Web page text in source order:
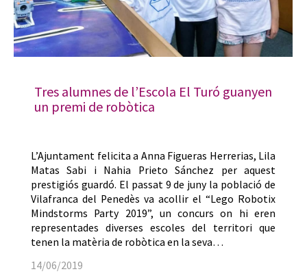
Tres alumnes de l’Escola El Turó guanyen
un premi de robòtica
L’Ajuntament felicita a Anna Figueras Herrerias, Lila
Matas Sabi i Nahia Prieto Sánchez per aquest
prestigiós guardó. El passat 9 de juny la població de
Vilafranca del Penedès va acollir el “Lego Robotix
Mindstorms Party 2019”, un concurs on hi eren
representades diverses escoles del territori que
tenen la matèria de robòtica en la seva…
14/06/2019